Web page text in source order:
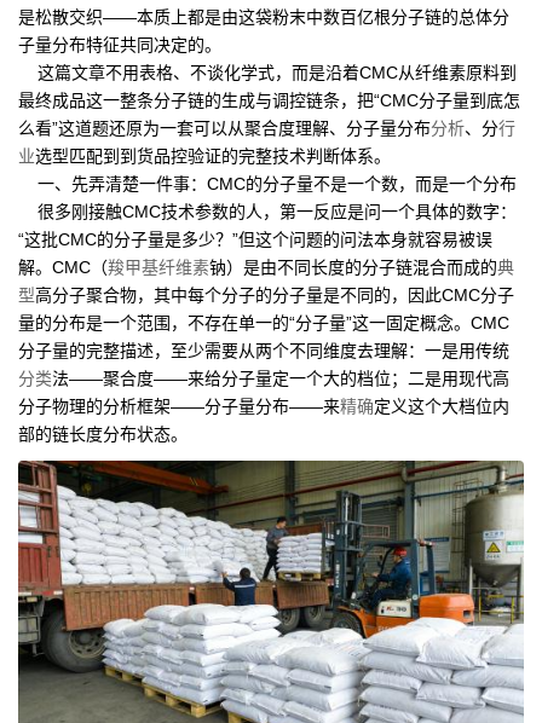
是松散交织——本质上都是由这袋粉末中数百亿根分子链的总体分
子量分布特征共同决定的。
这篇文章不用表格、不谈化学式，而是沿着CMC从纤维素原料到
最终成品这一整条分子链的生成与调控链条，把“CMC分子量到底怎
么看”这道题还原为一套可以从聚合度理解、分子量分布分析、分行
业选型匹配到到货品控验证的完整技术判断体系。
一、先弄清楚一件事：CMC的分子量不是一个数，而是一个分布
很多刚接触CMC技术参数的人，第一反应是问一个具体的数字：
“这批CMC的分子量是多少？”但这个问题的问法本身就容易被误
解。CMC（羧甲基纤维素钠）是由不同长度的分子链混合而成的典
型高分子聚合物，其中每个分子的分子量是不同的，因此CMC分子
量的分布是一个范围，不存在单一的“分子量”这一固定概念。CMC
分子量的完整描述，至少需要从两个不同维度去理解：一是用传统
分类法——聚合度——来给分子量定一个大的档位；二是用现代高
分子物理的分析框架——分子量分布——来精确定义这个大档位内
部的链长度分布状态。